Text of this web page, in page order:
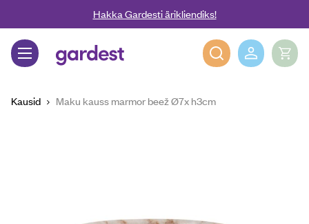
Liigu edasi põhisisu juurdeHakka Gardesti ärikliendiks!
Gardest
Kausid Maku kauss marmor beež Ø7x h3cm